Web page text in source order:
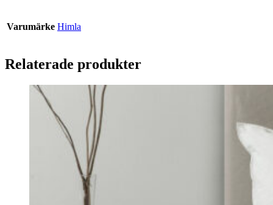
Varumärke Himla
Relaterade produkter